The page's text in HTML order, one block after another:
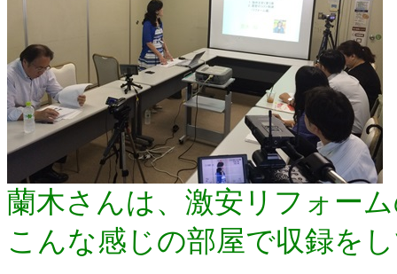
蘭木さんは、激安リフォー
こんな感じの部屋で収録を